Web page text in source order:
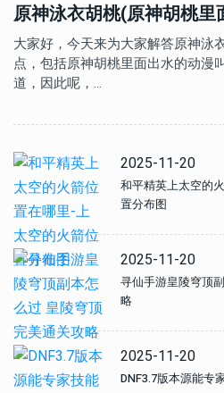
原神泳衣胡桃(原神胡桃里
大家好，今天来为大家解答原神泳
点，包括原神胡桃里面出水的动漫
道，因此呢，…
2025-11-20
和平精英上太空的
置分布图
2025-11-20
寻仙手游皇陵穹顶
略
2025-11-20
DNF3.7版本源能专